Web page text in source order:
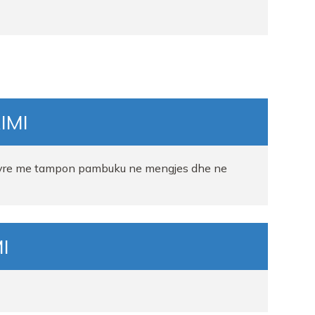
me tampon pambuku ne mengjes dhe ne